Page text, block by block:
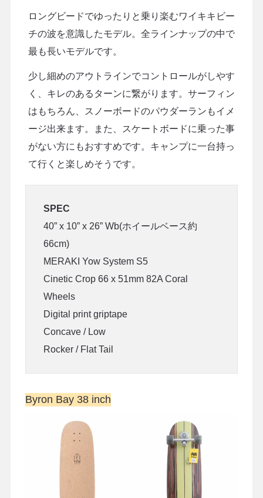
ロングビードでゆったりと乗り楽むワイキキビー
チの波を意識したモデル。全ラインナップの中で
最も長いモデルです。
少し細めのアウトラインでコントロールがしやす
く、キレのあるターンに繋がります。サーフィン
はもちろん、スノーボードのパウダーランもイメ
ージ出来ます。また、スケートボードに乗った事
がない方にもおすすめです。キャンプに一台持っ
て行くと楽しめそうです。
SPEC
40” x 10” x 26” Wb(ホイールベース約
66cm)
MERAKI Yow System S5
Cinetic Crop 66 x 51mm 82A Coral
Wheels
Digital print griptape
Concave / Low
Rocker / Flat Tail
Byron Bay 38 inch